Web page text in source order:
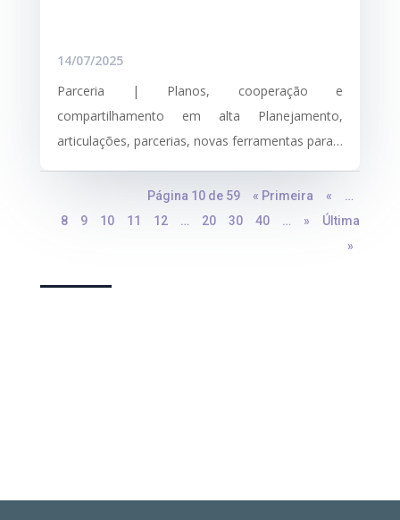
14/07/2025
Parceria | Planos, cooperação e
compartilhamento em alta Planejamento,
articulações, parcerias, novas ferramentas para…
Página 10 de 59 « Primeira «
…
8
9 10 11 12 … 20 30 40 … »
Última
»